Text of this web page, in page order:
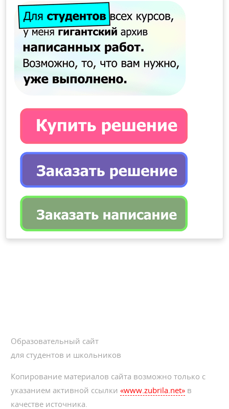
Образовательный сайт
для студентов и школьников
Копирование материалов сайта возможно только с
указанием активной ссылки«www.zubrila.net» в
качестве источника.